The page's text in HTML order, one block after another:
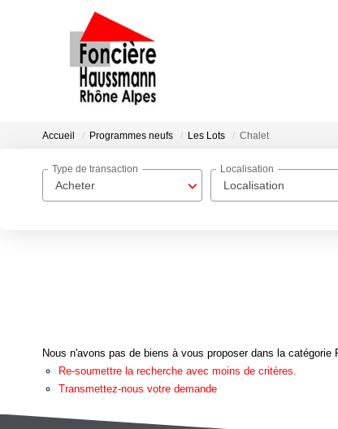
Accueil Programmes neufs Les Lots Chalet
Acheter
Type de transaction
Localisation
Localisation
Nous n'avons pas de biens à vous proposer dans la
Re-soumettre la recherche avec moins de critères.
Transmettez-nous votre demande